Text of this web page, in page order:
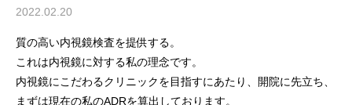
内視鏡
【2022年5月～】大腸内視
鏡の件数 ※2026年8月1
大腸内視鏡の下剤を院
2022.02.20
質の高い内視鏡検査を提供する。
これは内視鏡に対する私の理念です。
内視鏡にこだわるクリニックを目指すにあたり、開院に先立ち、
まずは現在の私のADRを算出しております。